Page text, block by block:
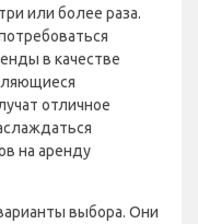
или более раза.
в качестве
отличное
на аренду
выбора. Они